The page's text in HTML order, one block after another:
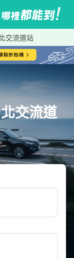
交流道站
交流道